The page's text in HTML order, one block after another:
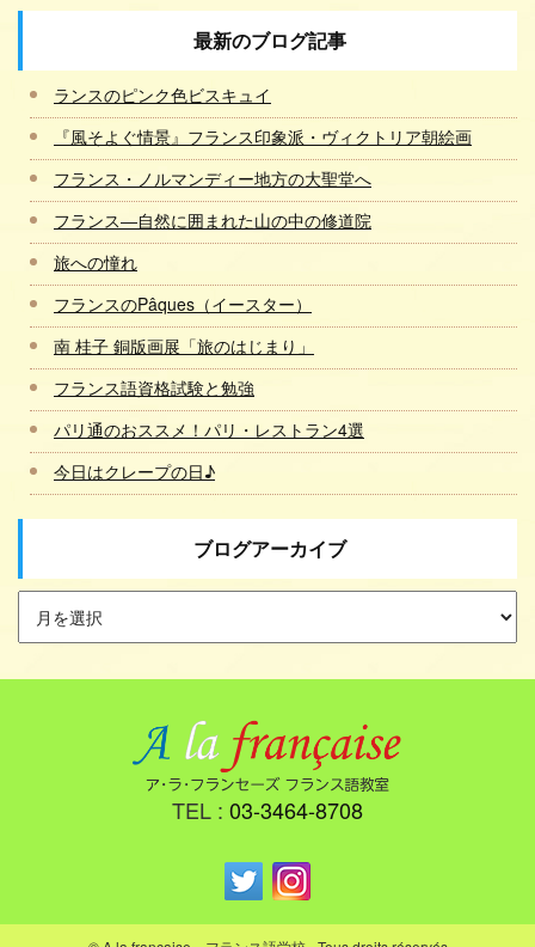
最新のブログ記事
ランスのピンク色ビスキュイ
『風そよぐ情景』フランス印象派・ヴィクトリア朝絵画
フランス・ノルマンディー地方の大聖堂へ
フランス―自然に囲まれた山の中の修道院
旅への憧れ
フランスのPâques（イースター）
南 桂子 銅版画展「旅のはじまり」
フランス語資格試験と勉強
パリ通のおススメ！パリ・レストラン4選
今日はクレープの日♪
ブログアーカイブ
TEL : 03-3464-8708